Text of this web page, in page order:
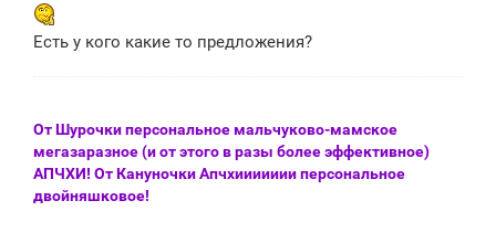
Есть у кого какие то предложения?
От Шурочки персональное мальчуково-мамское
мегазаразное (и от этого в разы более эффективное)
АПЧХИ! От Кануночки Апчхиииииии персональное
двойняшковое!